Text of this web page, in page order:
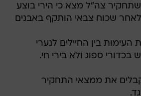
צה"ל מצא כי הירי בוצע
שכוח צבאי הותקף באבנים
בין החיילים לנערי
בכדורי ספוג ולא בירי חי.
את ממצאי התחקיר